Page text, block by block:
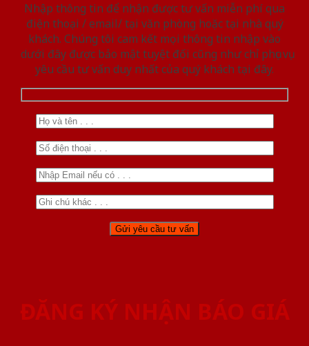
Nhập thông tin để nhận được tư vấn miễn phí qua
điện thoại / email/ tại văn phòng hoặc tại nhà quý
khách. Chúng tôi cam kết mọi thông tin nhập vào
dưới đây được bảo mật tuyệt đối cũng như chỉ phục vụ
yêu cầu tư vấn duy nhất của quý khách tại đây.
ĐĂNG KÝ NHẬN BÁO GIÁ